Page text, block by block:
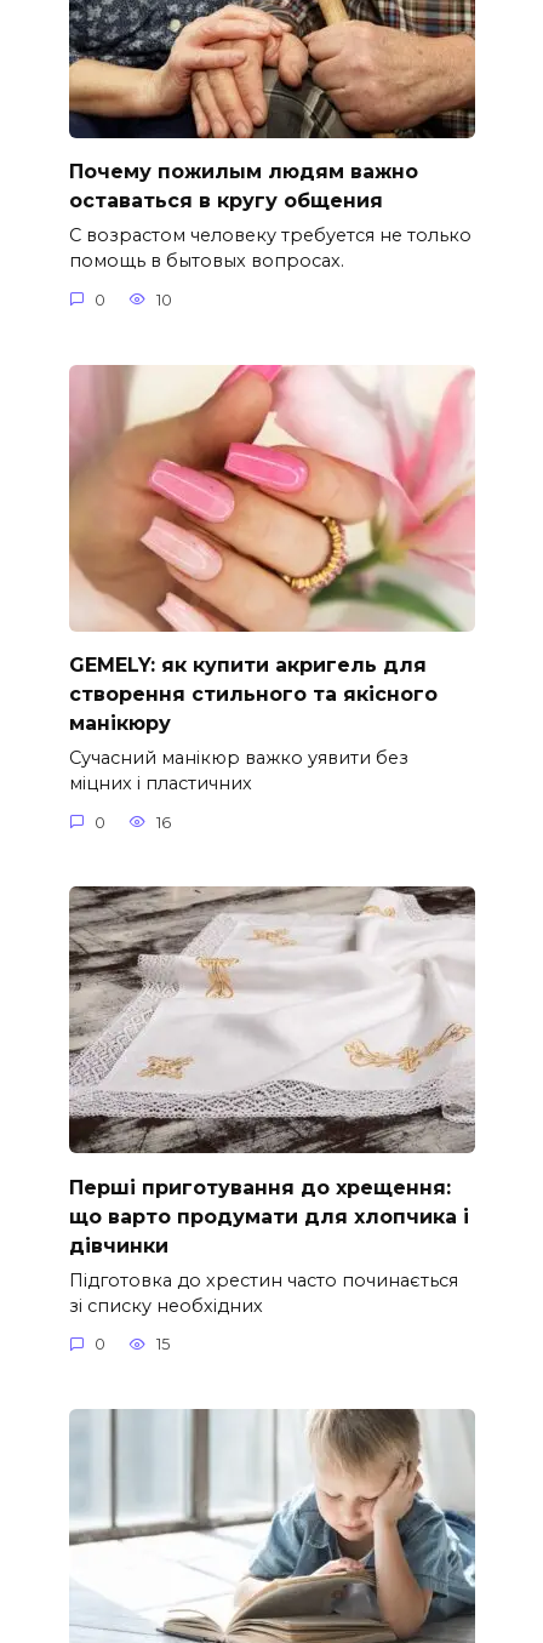
Почему пожилым людям важно
оставаться в кругу общения
С возрастом человеку требуется не только
помощь в бытовых вопросах.
0 10
GEMELY: як купити акригель для
створення стильного та якісного
манікюру
Сучасний манікюр важко уявити без
міцних і пластичних
0 16
Перші приготування до хрещення:
що варто продумати для хлопчика і
дівчинки
Підготовка до хрестин часто починається
зі списку необхідних
0 15